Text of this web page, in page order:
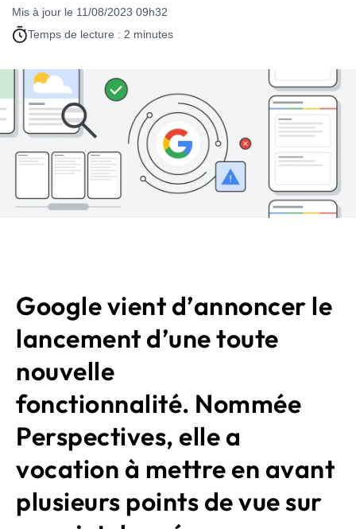
Mis à jour le 11/08/2023 09h32
Temps de lecture : 2 minutes
Google vient d’annoncer le
lancement d’une toute
nouvelle
fonctionnalité. Nommée
Perspectives, elle a
vocation à mettre en avant
plusieurs points de vue sur